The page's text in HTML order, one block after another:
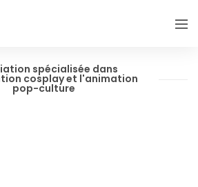
spécialisée dans
cosplay et l'animation
pop-culture